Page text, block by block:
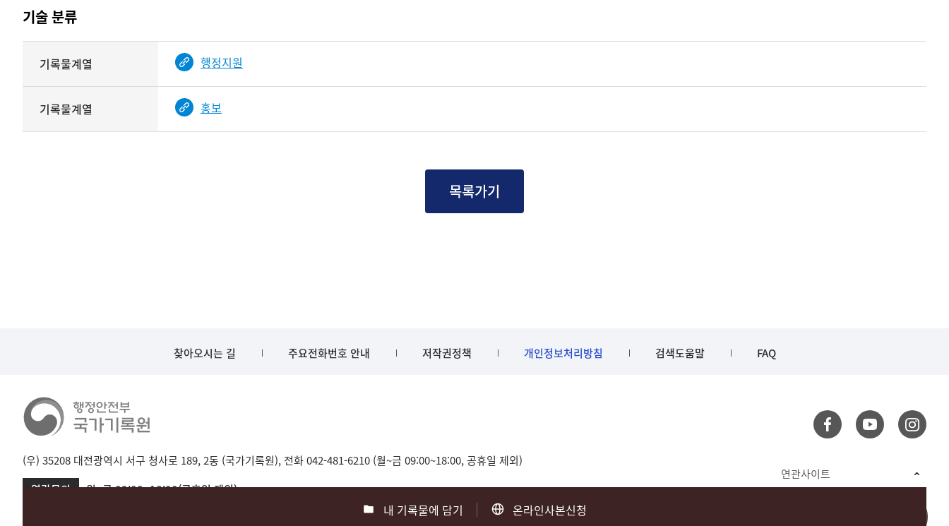
제공됨
<
제목를
보여주는
표
기술 분류
분류
정보를
보여주는
표
기록물계열 행정지원
기록물계열 홍보
목록가기
내 기록물에 담기 온라인사본신청
찾아오시는 길 주요전화번호 안내 저작권정책 개인정보처리방침 검색도움말 FAQ
(우) 35208 대전광역시 서구 청사로 189, 2동 (국가기록원), 전화 042-481-6210 (월~금 09:00~18:00, 공휴일 제외)
열람문의
월~금 09:00~18:00(공휴일 제외)
부산 051-550-8023 광주 062-975-5791
연관사이트